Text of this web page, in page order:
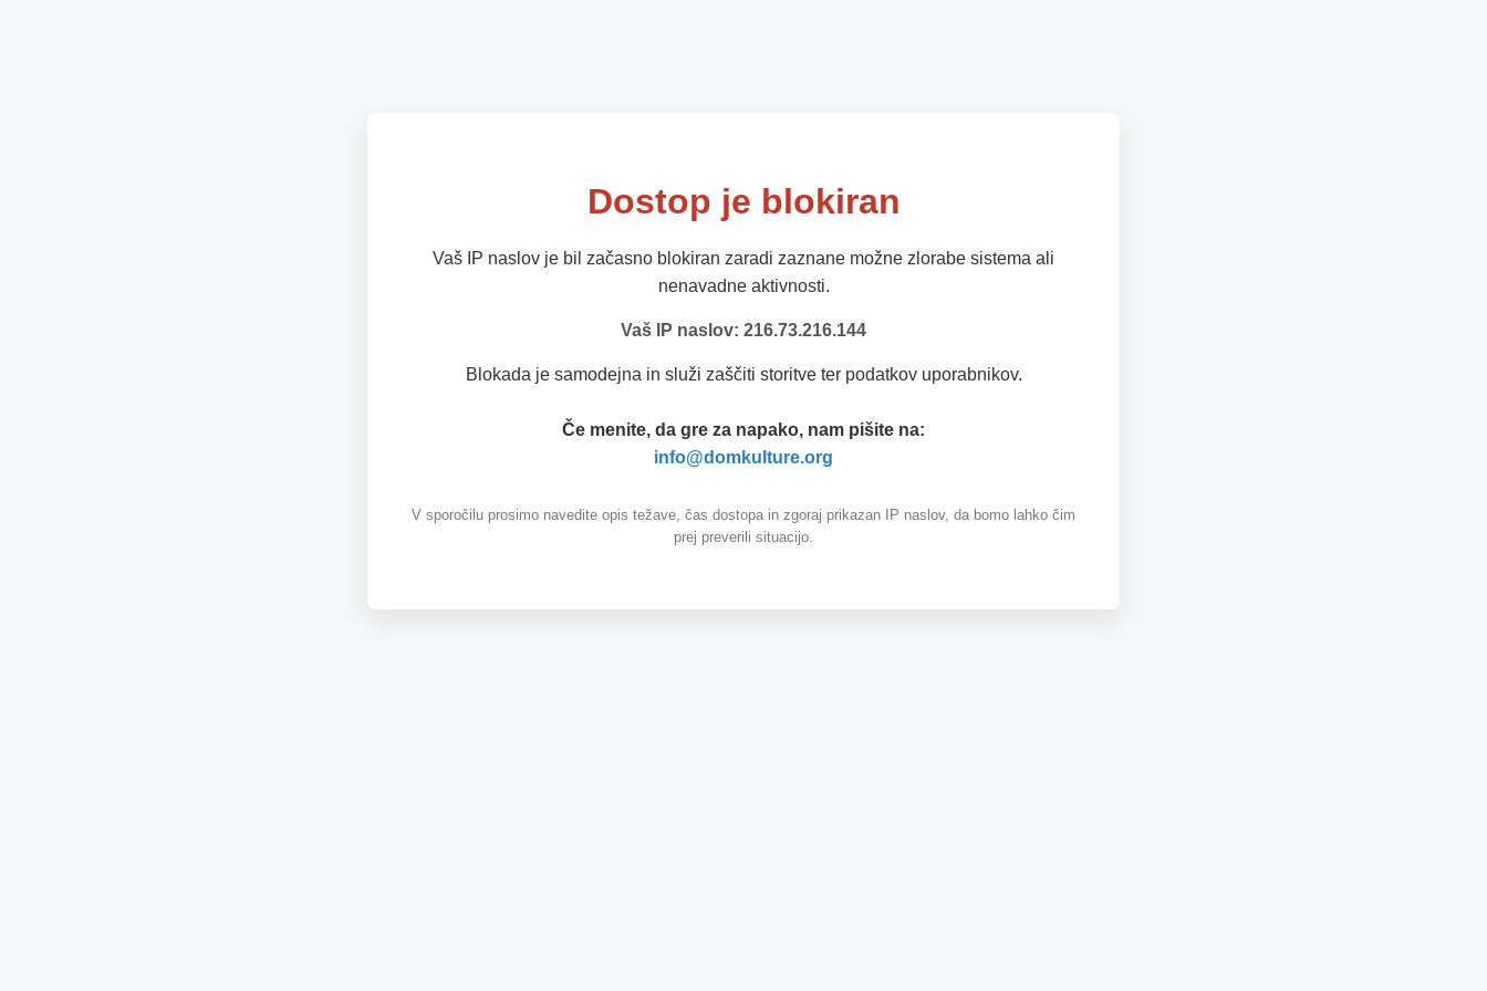
Dostop je blokiran
Vaš IP naslov je bil začasno blokiran zaradi zaznane možne zlorabe sistema ali
nenavadne aktivnosti.
Vaš IP naslov: 216.73.216.144
Blokada je samodejna in služi zaščiti storitve ter podatkov uporabnikov.
Če menite, da gre za napako, nam pišite na:
info@domkulture.org
V sporočilu prosimo navedite opis težave, čas dostopa in zgoraj prikazan IP naslov, da bomo lahko čim
prej preverili situacijo.